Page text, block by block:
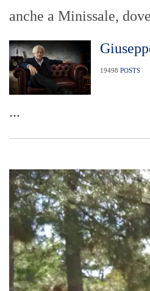
anche a Minissale,
19498 POSTS
...